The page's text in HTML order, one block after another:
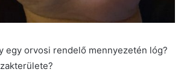
egy orvosi rendelő mennyezetén lóg?